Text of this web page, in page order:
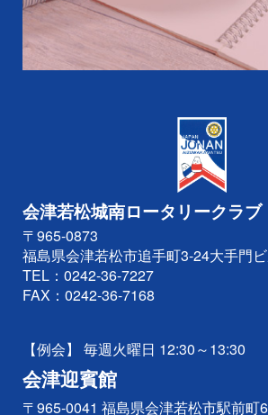
会津若松城南ロータリークラブ
〒965-0873
福島県会津若松市追手町3-24大手門
TEL： 0242-36-7227
FAX：0242-36-7168
【例会】 毎週火曜日 12:30～13:30
会津迎賓館
〒965-0041 福島県会津若松市駅前町